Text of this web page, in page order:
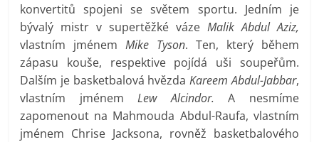
konvertitů spojeni se světem sportu. Jedním je
bývalý mistr v supertěžké váze Malik Abdul Aziz,
vlastním jménemMike Tyson. Ten, který během
zápasu kouše, respektive pojídá uši soupeřům.
Dalším je basketbalová hvězda Kareem Abdul-Jabbar,
vlastním jménemLew Alcindor. A nesmíme
zapomenout na Mahmouda Abdul-Raufa, vlastním
jménem Chrise Jacksona, rovněž basketbalového